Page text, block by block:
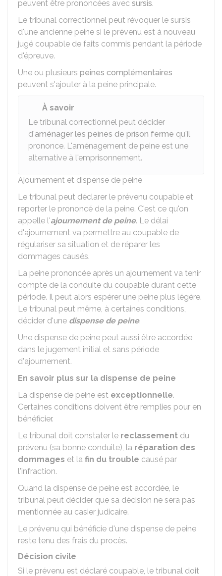
peuvent être prononcées avec sursis.
Le tribunal correctionnel peut révoquer le sursis
d'une ancienne peine si le prévenu est à nouveau
jugé coupable de faits commis pendant la période
d'épreuve.
Une ou plusieurs peines complémentaires
peuvent s'ajouter à la peine principale.
À savoir
Le tribunal correctionnel peut décider
d'aménager les peines de prison ferme qu'il
prononce. L'aménagement de peine est une
alternative à l'emprisonnement.
Ajournement et dispense de peine
Le tribunal peut déclarer le prévenu coupable et
reporter le prononcé de la peine. C'est ce qu'on
appelle l'ajournement de peine. Le délai
d'ajournement va permettre au coupable de
régulariser sa situation et de réparer les
dommages causés.
La peine prononcée après un ajournement va tenir
compte de la conduite du coupable durant cette
période. Il peut alors espérer une peine plus légère.
Le tribunal peut même, à certaines conditions,
décider d'une dispense de peine.
Une dispense de peine peut aussi être accordée
dans le jugement initial et sans période
d'ajournement.
En savoir plus sur la dispense de peine
La dispense de peine est exceptionnelle.
Certaines conditions doivent être remplies pour en
bénéficier.
Le tribunal doit constater le reclassement du
prévenu (sa bonne conduite), la réparation des
dommages et la fin du trouble causé par
l'infraction.
Quand la dispense de peine est accordée, le
tribunal peut décider que sa décision ne sera pas
mentionnée au casier judicaire.
Le prévenu qui bénéficie d'une dispense de peine
reste tenu des frais du procès.
Décision civile
Si le prévenu est déclaré coupable, le tribunal doit